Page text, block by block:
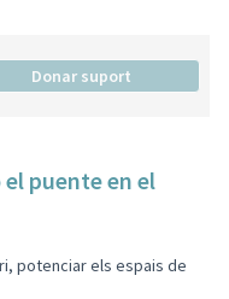
Donar suport
puente en el
potenciar els espais de